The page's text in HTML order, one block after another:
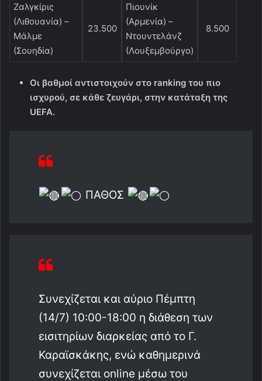
Ζαλγκίρις
(Λιθουανία) –
Μάλμε
(Σουηδία)
23.500
Πιουνίκ
(Αρμενία) –
Ντουντελάνζ
(Λουξεμβούργο)
8.500
Οι βαθμοί αντιστοιχούν στο ranking του πιο
ισχυρού, σε κάθε ζευγάρι, στην κατάταξη της
UEFA.
ΠΑΘΟΣ
Συνεχίζεται και αύριο Πέμπτη
(14/7) 10:00-18:00 η διάθεση των
εισιτηρίων διαρκείας από το Γ.
Καραϊσκάκης, ενώ καθημερινά
συνεχίζεται online μέσω του